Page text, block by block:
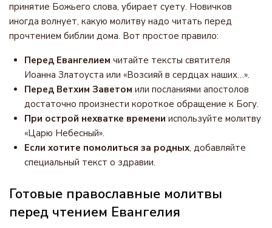
принятие Божьего слова, убирает суету. Новичков
иногда волнует, какую молитву надо читать перед
прочтением библии дома. Вот простое правило:
Перед Евангелием читайте тексты святителя
Иоанна Златоуста или «Возсияй в сердцах наших…».
Перед Ветхим Заветом или посланиями апостолов
достаточно произнести короткое обращение к Богу.
При острой нехватке времени используйте молитву
«Царю Небесный».
Если хотите помолиться за родных, добавляйте
специальный текст о здравии.
Готовые православные молитвы
перед чтением Евангелия